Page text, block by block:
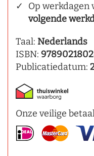
Op werkdagen
volgende
Taal: Nederlands
ISBN:
Publicatiedatum:
Onze veilige